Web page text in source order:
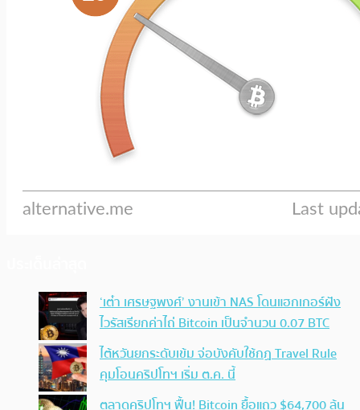
‘เต๋า เศรษฐพงศ์’ งานเข้า NAS โดนแฮกเกอร์ฝัง
ไวรัสเรียกค่าไถ่ Bitcoin เป็นจำนวน 0.07 BTC
ไต้หวันยกระดับเข้ม จ่อบังคับใช้กฏ Travel Rule
คุมโอนคริปโทฯ เริ่ม ต.ค. นี้
ตลาดคริปโทฯ ฟื้น! Bitcoin ยื้อแถว $64,700 ลุ้น